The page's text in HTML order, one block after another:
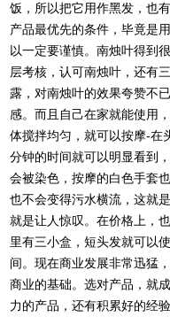
饭，所以把它用作黑发，也
产品最优先的条件，毕竟是
以一定要谨慎。南烛叶得到
层考核，认可南烛叶，还有
露，对南烛叶的效果夸赞不
感。而且自己在家就能使用
体搅拌均匀，就可以按摩-在
分钟的时间就可以明显看到
会被染色，按摩的白色手套
也不会变得污水横流，这就
就是让人惊叹。在价格上，
里有三小盒，短头发就可以
间。现在商业发展非常迅猛
商业的基础。选对产品，就
力的产品，还有积累好的经